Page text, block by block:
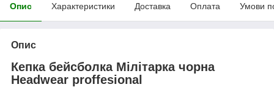
Опис Характеристики Доставка Оплата Умови
Опис
Кепка бейсболка Мілітарка чорна
Headwear proffesional